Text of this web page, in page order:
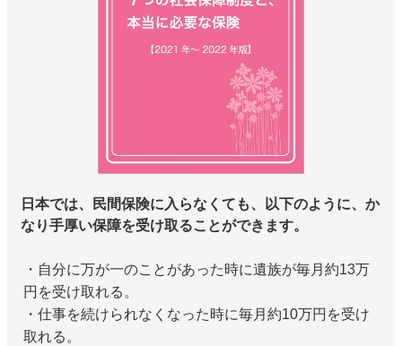
日本では、民間保険に入らなくても、以下のように、か
なり手厚い保障を受け取ることができます。
・自分に万が一のことがあった時に遺族が毎月約13万
円を受け取れる。
・仕事を続けられなくなった時に毎月約10万円を受け
取れる。